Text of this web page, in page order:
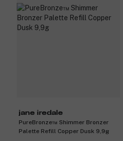
jane iredale
PureBronze™ Shimmer Bronzer
Palette Refill Copper Dusk 9,9g